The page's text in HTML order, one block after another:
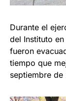
Durante el
del Instituto
fueron
tiempo que
septiembre